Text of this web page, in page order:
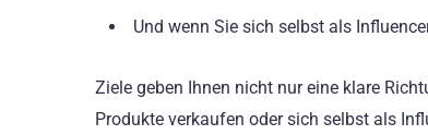
Und wenn Sie sich selbst als
Ziele geben Ihnen nicht nur eine klare
Produkte verkaufen oder sich selbst als